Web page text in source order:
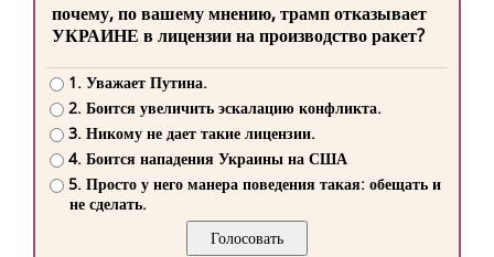
почему, по вашему мнению, трамп отказывает
УКРАИНЕ в лицензии на производство ракет?
1. Уважает Путина.
2. Боится увеличить эскалацию конфликта.
3. Никому не дает такие лицензии.
4. Боится нападения Украины на США
5. Просто у него манера поведения такая: обещать и
не сделать.